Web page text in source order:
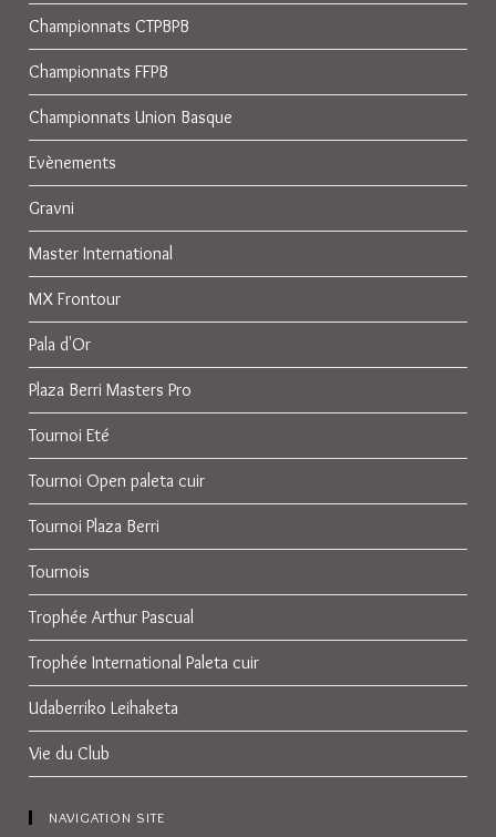
Championnats CTPBPB
Championnats FFPB
Championnats Union Basque
Evènements
Gravni
Master International
MX Frontour
Pala d'Or
Plaza Berri Masters Pro
Tournoi Eté
Tournoi Open paleta cuir
Tournoi Plaza Berri
Tournois
Trophée Arthur Pascual
Trophée International Paleta cuir
Udaberriko Leihaketa
Vie du Club
NAVIGATION SITE